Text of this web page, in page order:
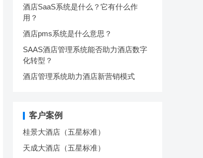
酒店SaaS系统是什么？它有什么作
用？
酒店pms系统是什么意思？
SAAS酒店管理系统能否助力酒店数字
化转型？
酒店管理系统助力酒店新营销模式
客户案例
桂景大酒店（五星标准）
天成大酒店（五星标准）